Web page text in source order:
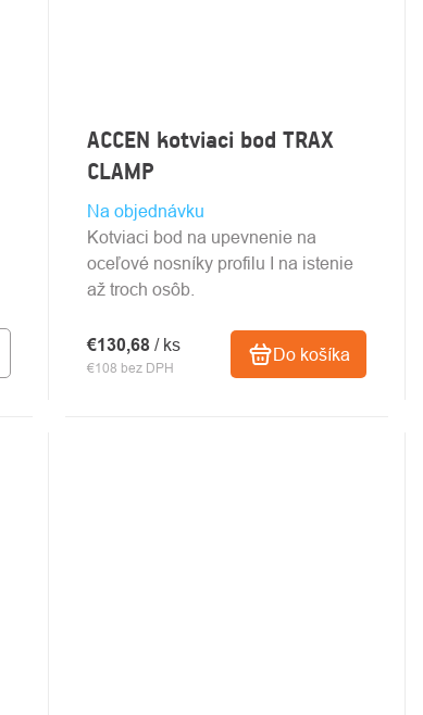
ACCEN kotviaci bod TRAX
CLAMP
Na objednávku
€108 bez DPH
€130,68 / ks Do košíka
Kotviaci bod na upevnenie na
oceľové nosníky profilu I na istenie
až troch osôb.